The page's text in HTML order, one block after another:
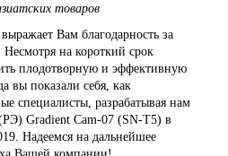
товаров
Вам благодарность за
Несмотря на короткий срок
плодотворную и эффективную
вы показали себя, как
специалисты, разрабатывая нам
Gradient Cam-07 (SN-T5) в
Надеемся на дальнейшее